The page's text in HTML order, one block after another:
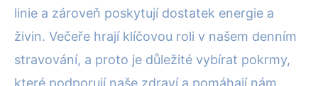
linie a zároveň poskytují dostatek energie a
živin. Večeře hrají klíčovou roli v našem denním
stravování, a proto je důležité vybírat pokrmy,